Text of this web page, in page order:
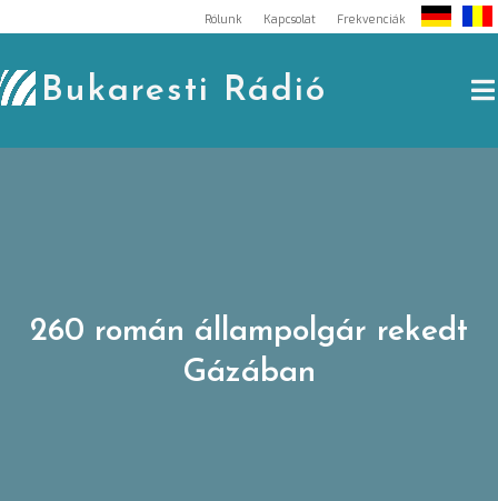
to
content
Rólunk Kapcsolat Frekvenciák
Bukaresti Rádió
260 román állampolgár rekedt
Gázában